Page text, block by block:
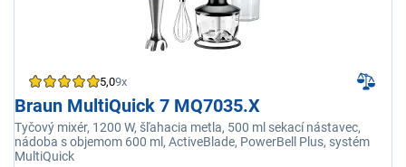
5,09x
Braun MultiQuick 7 MQ7035.X
Tyčový mixér, 1200 W, šľahacia metla, 500 ml sekací nástavec,
nádoba s objemom 600 ml, ActiveBlade, PowerBell Plus, systém
MultiQuick